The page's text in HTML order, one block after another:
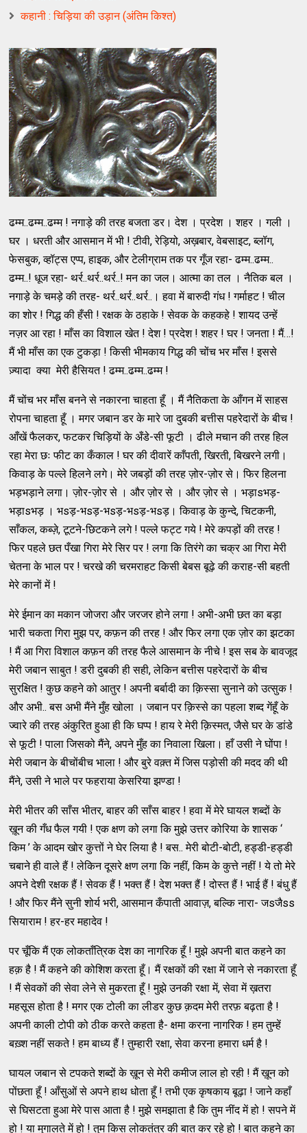
कहानी : चिड़िया की उड़ान (अंतिम किश्त)
ढम्म..ढम्म..ढम्म ! नगाड़े की तरह बजता डर। देश । प्रदेश । शहर । गली ।
घर । धरती और आसमान में भी ! टीवी, रेड़ियो, अख़बार, वेबसाइट, ब्लॉग,
फेसबुक, व्हॉट्स एप्प, हाइक, और टेलीग्राम तक पर गूँज रहा- ढम्म..ढम्म..
ढम्म..! धूज रहा- थर्र..थर्र..थर्र..! मन का जल। आत्मा का तल । नैतिक बल ।
नगाड़े के चमड़े की तरह- थर्र..थर्र..थर्र..। हवा में बारुदी गंध ! गर्माहट ! चील
का शोर ! गिद्ध की हँसी ! रक्षक के ठहाके ! सेवक के कहकहे ! शायद उन्हें
नज़र आ रहा ! माँस का विशाल खेत ! देश ! प्रदेश ! शहर ! घर ! जनता ! मैं…!
मैं भी माँस का एक टुकड़ा ! किसी भीमकाय गिद्ध की चोंच भर माँस ! इससे
ज़्यादा क्या मेरी हैसियत ! ढम्म..ढम्म..ढम्म !
मैं चोंच भर माँस बनने से नकारना चाहता हूँ । मैं नैतिकता के आँगन में साहस
रोपना चाहता हूँ । मगर जबान डर के मारे जा दुबकी बत्तीस पहरेदारों के बीच !
आँखें फैलकर, फटकर चिड़ियों के अँडे-सी फूटी । ढीले मचान की तरह हिल
रहा मेरा छः फीट का कँकाल ! घर की दीवारें काँपती, खिरती, बिखरने लगी।
किवाड़ के पल्ले हिलने लगे। मेरे जबड़ों की तरह ज़ोर-ज़ोर से। फिर हिलना
भड़भड़ाने लगा। ज़ोर-ज़ोर से । और ज़ोर से । और ज़ोर से । भड़ाsभड़-
भड़ाsभड़ । भsड़-भsड़-भsड़-भsड़-भsड़। किवाड़ के कुन्दे, चिटकनी,
साँकल, कब्ज़े, टूटने-छिटकने लगे ! पल्ले फट्ट गये ! मेरे कपड़ों की तरह !
फिर पहले छत पँखा गिरा मेरे सिर पर ! लगा कि तिरंगे का चक्र आ गिरा मेरी
चेतना के भाल पर ! चरखे की चरमराहट किसी बेबस बूढ़े की कराह-सी बहती
मेरे कानों में !
मेरे ईमान का मकान जोजरा और जरजर होने लगा ! अभी-अभी छत का बड़ा
भारी चकता गिरा मुझ पर, कफ़न की तरह ! और फिर लगा एक ज़ोर का झटका
! मैं आ गिरा विशाल कफ़न की तरह फैले आसमान के नीचे ! इस सब के बावजूद
मेरी जबान साबुत ! डरी दुबकी ही सही, लेकिन बत्तीस पहरेदारों के बीच
सुरक्षित ! कुछ कहने को आतुर ! अपनी बर्बादी का क़िस्सा सुनाने को उत्सुक !
और अभी.. बस अभी मैंने मुँह खोला । जबान पर क़िस्से का पहला शब्द गेंहूँ के
ज्वारे की तरह अंकुरित हुआ ही कि घप्प ! हाय रे मेरी क़िस्मत, जैसे घर के डांडे
से फूटी ! पाला जिसको मैंने, अपने मुँह का निवाला खिला। हाँ उसी ने घोंपा !
मेरी जबान के बीचोंबीच भाला ! और बुरे वक़्त में जिस पड़ोसी की मदद की थी
मैंने, उसी ने भाले पर फहराया केसरिया झण्डा !
मेरी भीतर की साँस भीतर, बाहर की साँस बाहर ! हवा में मेरे घायल शब्दों के
ख़ून की गँध फैल गयी ! एक क्षण को लगा कि मुझे उत्तर कोरिया के शासक ‘
किम ’ के आदम खोर कुत्तों ने घेर लिया है ! बस.. मेरी बोटी-बोटी, हड्डी-हड्डी
चबाने ही वाले हैं ! लेकिन दूसरे क्षण लगा कि नहीं, किम के कुत्ते नहीं ! ये तो मेरे
अपने देशी रक्षक हैं ! सेवक हैं ! भक्त हैं ! देश भक्त हैं ! दोस्त हैं ! भाई हैं ! बंधु हैं
! और फिर मैंने सुनी शोर्य भरी, आसमान कँपाती आवाज़, बल्कि नारा- जsजैss
सियाराम ! हर-हर महादेव !
पर चूँकि मैं एक लोकताँत्रिक देश का नागरिक हूँ ! मुझे अपनी बात कहने का
हक़ है ! मैं कहने की कोशिश करता हूँ। मैं रक्षकों की रक्षा में जाने से नकारता हूँ
! मैं सेवकों की सेवा लेने से मुकरता हूँ ! मुझे उनकी रक्षा में, सेवा में ख़तरा
महसूस होता है ! मगर एक टोली का लीडर कुछ क़दम मेरी तरफ़ बढ़ता है !
अपनी काली टोपी को ठीक करते कहता है- क्षमा करना नागरिक ! हम तुम्हें
बख़्श नहीं सकते ! हम बाध्य हैं ! तुम्हारी रक्षा, सेवा करना हमारा धर्म है !
घायल जबान से टपकते शब्दों के ख़ून से मेरी कमीज लाल हो रही ! मैं ख़ून को
पोंछता हूँ ! आँसुओं से अपने हाथ धोता हूँ ! तभी एक कृषकाय बूढ़ा ! जाने कहाँ
से घिसटता हुआ मेरे पास आता है ! मुझे समझाता है कि तुम नींद में हो ! सपने में
हो ! या मुगालते में हो ! तुम किस लोकतंत्र की बात कर रहे हो ! बात कहने का